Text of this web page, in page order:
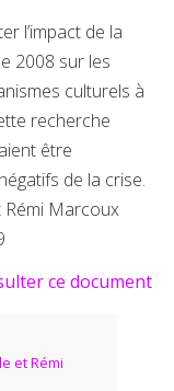
l’impact de la
2008 sur les
culturels à
recherche
être
de la crise.
Rémi Marcoux
ce document
et Rémi